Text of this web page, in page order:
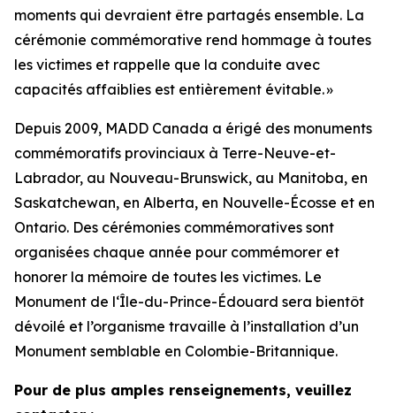
moments qui devraient être partagés ensemble. La
cérémonie commémorative rend hommage à toutes
les victimes et rappelle que la conduite avec
capacités affaiblies est entièrement évitable. »
Depuis 2009, MADD Canada a érigé des monuments
commémoratifs provinciaux à Terre-Neuve-et-
Labrador, au Nouveau-Brunswick, au Manitoba, en
Saskatchewan, en Alberta, en Nouvelle-Écosse et en
Ontario. Des cérémonies commémoratives sont
organisées chaque année pour commémorer et
honorer la mémoire de toutes les victimes. Le
Monument de l‘Île-du-Prince-Édouard sera bientôt
dévoilé et l’organisme travaille à l’installation d’un
Monument semblable en Colombie-Britannique.
Pour de plus amples renseignements, veuillez